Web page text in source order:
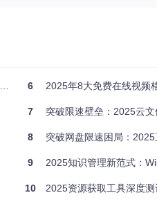
整性的前提下，将文件转换为目
6 2025年8大免费在线视频格式
7 突破限速壁垒：2025云
8 突破网盘限速困局：
9 2025知识管理新范式：
10 2025资源获取工具深度